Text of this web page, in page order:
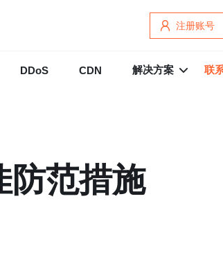
注册账号
DDoS CDN 解决方案 联
防范措施